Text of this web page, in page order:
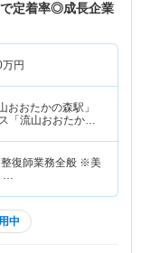
定着率◎成長企業
万円
おおたかの森駅」
「流山おおたかの
整復師業務全般 ※美
…
中